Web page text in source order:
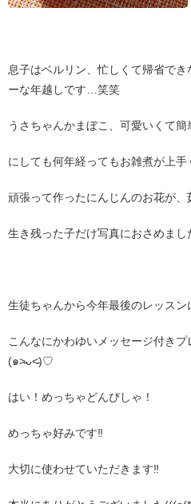
息子はベルリン、忙しくて帰省で
ーな年越しです…笑笑
うさちゃんかまぼこ、可愛いくて
にしても何年経ってもお雑煮が上手
頑張って作ったにんじんのお花が
生き残った子だけ写真におさめまし
生徒ちゃんから今年最後のレッスン
こんなにかわゆいメッセージ付き
(๑˃̵ᴗ˂̵)♡
はい！めっちゃどんぴしゃ！
めっちゃ好みです‼︎
大切に使わせていただきます‼︎